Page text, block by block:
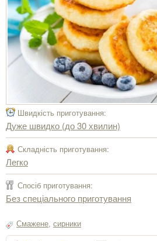
Швидкість приготування:
Дуже швидко (до 30 хвилин)
Складність приготування:
Легко
Спосіб приготування:
Без спеціального приготування
Смажене сирники